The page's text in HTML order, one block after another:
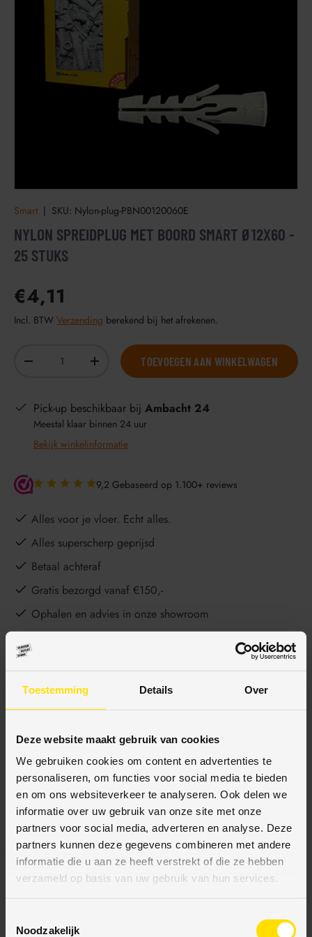
Toestemming Details Over
Deze website maakt gebruik van cookies
We gebruiken cookies om content en advertenties te
personaliseren, om functies voor social media te bieden
en om ons websiteverkeer te analyseren. Ook delen we
informatie over uw gebruik van onze site met onze
partners voor social media, adverteren en analyse. Deze
partners kunnen deze gegevens combineren met andere
informatie die u aan ze heeft verstrekt of die ze hebben
verzameld op basis van uw gebruik van hun services.
Noodzakelijk
Smart | SKU: Nylon-plug-PBN00120060E
NYLON SPREIDPLUG MET BOORD SMART Ø12X60 -
25 STUKS
€4,11
Incl. BTW Verzending berekend bij het afrekenen.
-
+ TOEVOEGEN AAN WINKELWAGEN
Pick-up beschikbaar bij Ambacht 24
Meestal klaar binnen 24 uur
Bekijk winkelinformatie
9,2 Gebaseerd op 1.100+ reviews
Alles voor je vloer. Echt alles.
Alles superscherp geprijsd
Betaal achteraf
Gratis bezorgd vanaf €150,-
Ophalen en advies in onze showroom
BESCHRIJVING
SPECIFICATIES
BETAALMETHODES
JE KUNT BIJ ONS BETALEN MET:
Bij VloerenOutletStore bieden wij diverse veilige